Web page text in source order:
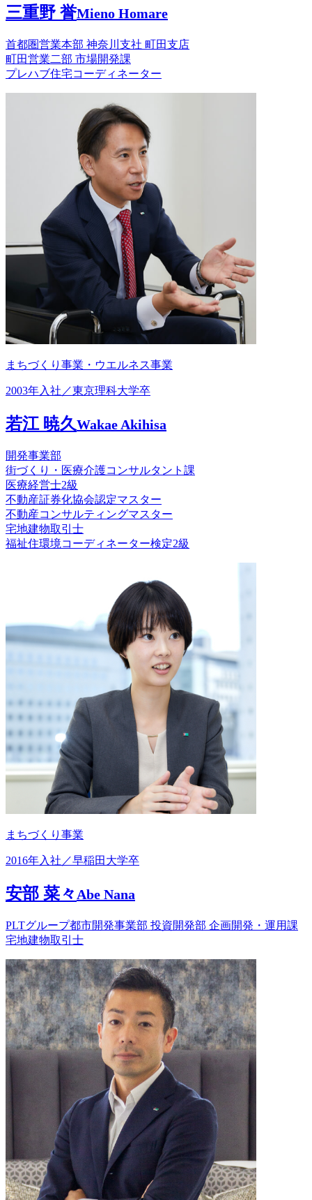
三重野 誉Mieno Homare
首都圏営業本部 神奈川支社 町田支店
町田営業二部 市場開発課
プレハブ住宅コーディネーター
まちづくり事業・ウエルネス事業
2003年入社／東京理科大学卒
若江 暁久Wakae Akihisa
開発事業部
街づくり・医療介護コンサルタント課
医療経営士2級
不動産証券化協会認定マスター
不動産コンサルティングマスター
宅地建物取引士
福祉住環境コーディネーター検定2級
まちづくり事業
2016年入社／早稲田大学卒
安部 菜々 Abe Nana
PLTグループ都市開発事業部 投資開発部 企画開発・運用課
宅地建物取引士